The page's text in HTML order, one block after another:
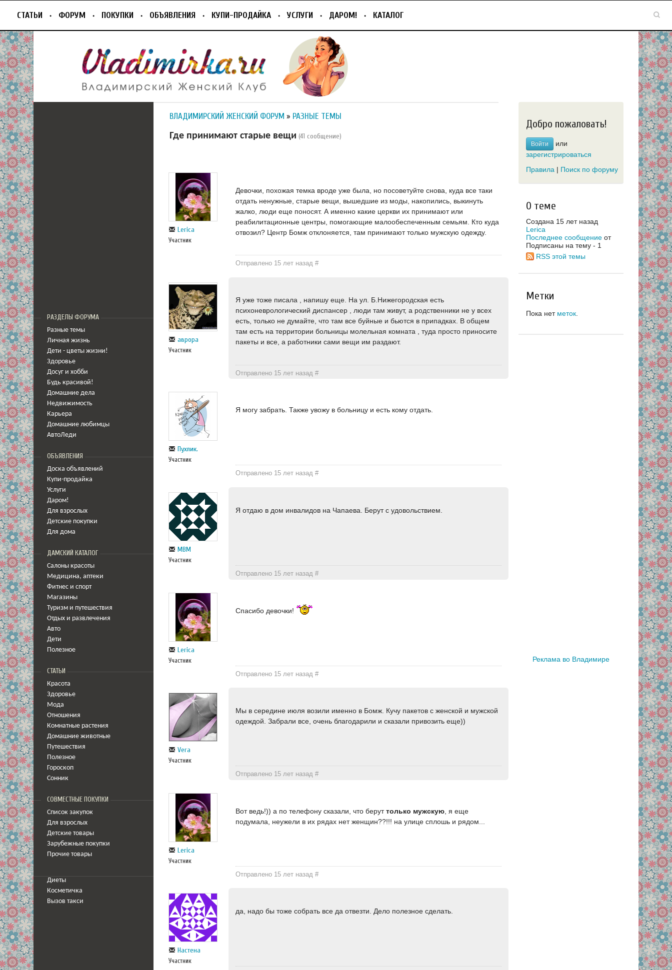
СТАТЬИ ФОРУМ ПОКУПКИ ОБЪЯВЛЕНИЯ КУПИ-ПРОДАЙКА УСЛУГИ ДАРОМ! КАТАЛОГ
РАЗДЕЛЫ ФОРУМА
Разные темы
Личная жизнь
Дети - цветы жизни!
Здоровье
Досуг и хобби
Будь красивой!
Домашние дела
Недвижимость
Карьера
Домашние любимцы
АвтоЛеди
ОБЪЯВЛЕНИЯ
Доска объявлений
Купи-продайка
Услуги
Даром!
Для взрослых
Детские покупки
Для дома
ДАМСКИЙ КАТАЛОГ
Салоны красоты
Медицина, аптеки
Фитнес и спорт
Магазины
Туризм и путешествия
Отдых и развлечения
Авто
Дети
Полезное
СТАТЬИ
Красота
Здоровье
Мода
Отношения
Комнатные растения
Домашние животные
Путешествия
Полезное
Гороскоп
Сонник
СОВМЕСТНЫЕ ПОКУПКИ
Список закупок
Для взрослых
Детские товары
Зарубежные покупки
Прочие товары
Диеты
Косметичка
Вызов такси
ВЛАДИМИРСКИЙ ЖЕНСКИЙ ФОРУМ » РАЗНЫЕ ТЕМЫ
Где принимают старые вещи (41 сообщение)
Lerica
Участник
Девочки, похожая темка вроде уже была, но посоветуйте снова, куда все таки
отдать ненужные, старые вещи, вышедшие из моды, накопились, выкинуть
жалко, люди еще поносят. А именно какие церкви их принимают или
реабилитационные центры, помогающие малообеспеченным семьям. Кто куда
отвозил? Центр Бомж отклоняется, там принимают только мужскую одежду.
Отправлено 15 лет назад#
аврора
Участник
Я уже тоже писала , напишу еще. На ул. Б.Нижегородская есть
психоневрологический диспансер , люди там живут, а родственники не у всех
есть, только не думайте, что там все буйные и бьются в припадках. В общем
там есть на территории больницы молельная комната , туда просто приносите
пакеты и все, а работники сами вещи им раздают.
Отправлено 15 лет назад#
Пухлик.
Участник
Я могу забрать. Также увожу в больницу и есть кому отдать.
Отправлено 15 лет назад#
МВМ
Участник
Я отдаю в дом инвалидов на Чапаева. Берут с удовольствием.
Отправлено 15 лет назад#
Lerica
Участник
Спасибо девочки!
Отправлено 15 лет назад#
Vera
Участник
Мы в середине июля возили именно в Бомж. Кучу пакетов с женской и мужской
одеждой. Забрали все, очень благодарили и сказали привозить еще))
Отправлено 15 лет назад#
Lerica
Участник
Вот ведь!)) а по телефону сказали, что беруттолько мужскую , я еще
подумала, неужели в их рядах нет женщин??!!! на улице сплошь и рядом...
Отправлено 15 лет назад#
Настена
Участник
да, надо бы тоже собрать все да отвезти. Дело полезное сделать.
Добро пожаловать!
Войти
или
зарегистрироваться
Правила | Поиск по форуму
О теме
Создана 15 лет назад
Lerica
Последнее сообщение от
Подписаны на тему - 1
RSS этой темы
Метки
Пока нет меток
Реклама во Владимире